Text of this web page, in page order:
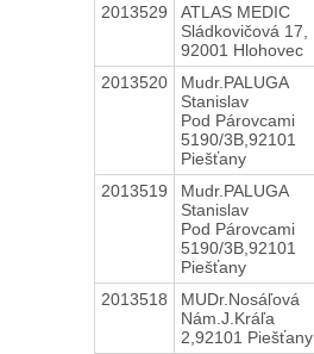
2013529
ATLAS MEDIC
Sládkovičová 17,
92001 Hlohovec
2013520
Mudr.PALUGA
Stanislav
Pod Párovcami
5190/3B,92101
Piešťany
2013519
Mudr.PALUGA
Stanislav
Pod Párovcami
5190/3B,92101
Piešťany
2013518
MUDr.Nosáľová
Nám.J.Kráľa
2,92101 Piešťany